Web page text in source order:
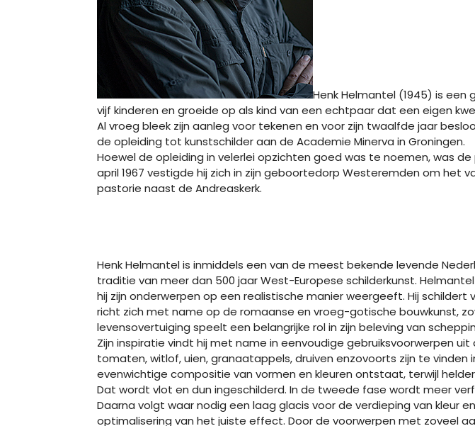
Henk Helmantel (1945) is
vijf kinderen en groeide op als kind van een echtpaar dat een eigen
Al vroeg bleek zijn aanleg voor tekenen en voor zijn twaalfde jaar
de opleiding tot kunstschilder aan de Academie Minerva in Groningen.
Hoewel de opleiding in velerlei opzichten goed was te noemen, was
april 1967 vestigde hij zich in zijn geboortedorp Westeremden om het
pastorie naast de Andreaskerk.
Henk Helmantel is inmiddels een van de meest bekende levende
traditie van meer dan 500 jaar West-Europese schilderkunst.
hij zijn onderwerpen op een realistische manier weergeeft. Hij
richt zich met name op de romaanse en vroeg-gotische bouwkunst,
levensovertuiging speelt een belangrijke rol in zijn beleving van
Zijn inspiratie vindt hij met name in eenvoudige gebruiksvoorwerpen
tomaten, witlof, uien, granaatappels, druiven enzovoorts zijn te vinden
evenwichtige compositie van vormen en kleuren ontstaat, terwijl
Dat wordt vlot en dun ingeschilderd. In de tweede fase wordt meer
Daarna volgt waar nodig een laag glacis voor de verdieping van kleur
optimalisering van het juiste effect. Door de voorwerpen met zoveel